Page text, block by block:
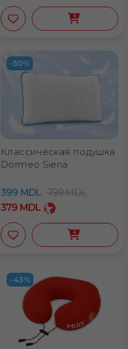
-50%
Классическая подушка
Dormeo Siena
399 MDL 799MDL
379 MDL
-43%